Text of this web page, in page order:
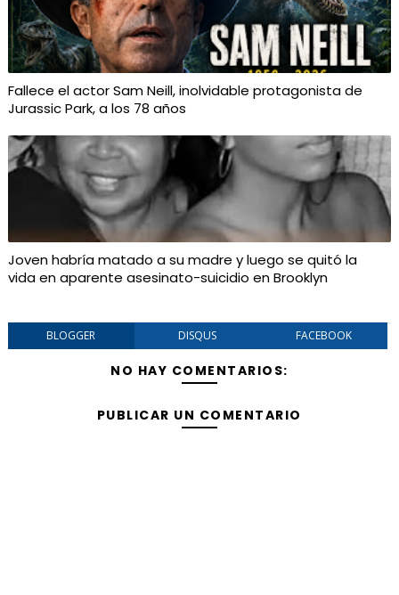
Fallece el actor Sam Neill, inolvidable protagonista de
Jurassic Park, a los 78 años
Joven habría matado a su madre y luego se quitó la
vida en aparente asesinato-suicidio en Brooklyn
BLOGGER DISQUS FACEBOOK
NO HAY COMENTARIOS:
PUBLICAR UN COMENTARIO